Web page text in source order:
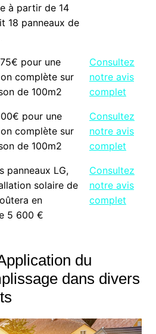
à partir de 14
18 panneaux de
pour une
complète sur
de 100m2
Consultez
notre avis
complet
pour une
complète sur
de 100m2
Consultez
notre avis
complet
panneaux LG,
solaire de
en
5 600 €
Consultez
notre avis
complet
du
dans divers